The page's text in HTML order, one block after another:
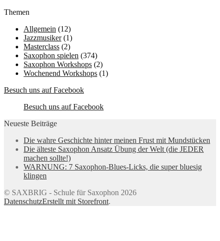
Themen
Allgemein (12)
Jazzmusiker(1)
Masterclass (2)
Saxophon spielen (374)
Saxophon Workshops (2)
Wochenend Workshops (1)
Besuch uns auf Facebook
Besuch uns auf Facebook
Neueste Beiträge
Die wahre Geschichte hinter meinen Frust mit Mundstücken
Die älteste Saxophon Ansatz Übung der Welt (die JEDER
machen sollte!)
WARNUNG: 7 Saxophon-Blues-Licks, die super bluesig
klingen
© SAXBRIG - Schule für Saxophon 2026
DatenschutzErstellt mit Storefront.